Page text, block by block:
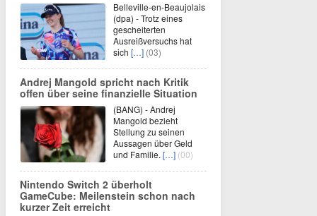
Belleville-en-Beaujolais
(dpa) - Trotz eines
gescheiterten
Ausreißversuchs hat
sich […] (03)
Andrej Mangold spricht nach Kritik
offen über seine finanzielle Situation
(BANG) - Andrej
Mangold bezieht
Stellung zu seinen
Aussagen über Geld
und Familie. […] (00)
Nintendo Switch 2 überholt
GameCube: Meilenstein schon nach
kurzer Zeit erreicht